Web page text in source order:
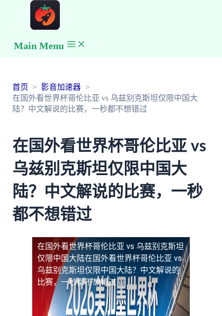
Main Menu
首页
影音加速器
在国外看世界杯哥伦比亚 vs 乌兹别克斯坦仅限中国大
陆？中文解说的比赛，一秒都不想错过
在国外看世界杯哥伦比亚 vs
乌兹别克斯坦仅限中国大
陆？中文解说的比赛，一秒
都不想错过
在国外看世界杯哥伦比亚 vs 乌兹别克斯坦
仅限中国大陆在国外看世界杯哥伦比亚 vs
乌兹别克斯坦仅限中国大陆？中文解说的
比赛，一秒都不想错过